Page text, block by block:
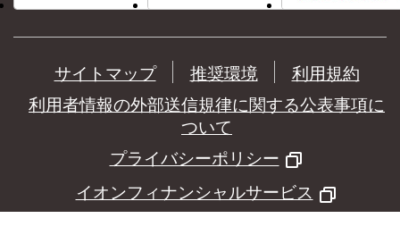
サイトマップ 推奨環境
利用規約
利用者情報の外部送信規律に関する公表事項に
ついて
プライバシーポリシー
イオンフィナンシャルサービス